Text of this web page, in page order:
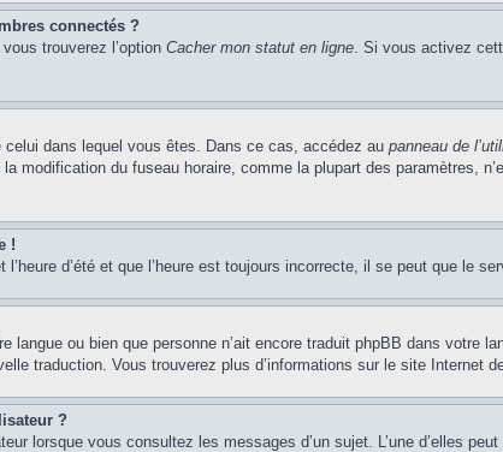
connectés ?
trouverez l’option Cacher mon statut en ligne. Si vous activez
celui dans lequel vous êtes. Dans ce cas, accédez au panneau de
du fuseau horaire, comme la plupart des paramètres,
!
d’été et que l’heure est toujours incorrecte, il se peut que le
langue ou bien que personne n’ait encore traduit phpBB dans votre
traduction. Vous trouverez plus d’informations sur le site Internet
?
lorsque vous consultez les messages d’un sujet. L’une d’elles